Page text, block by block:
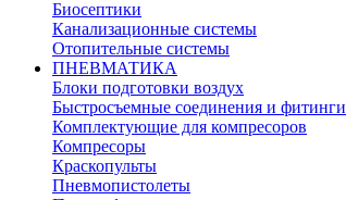
Биосептики
Канализационные системы
Отопительные системы
ПНЕВМАТИКА
Блоки подготовки воздух
Быстросъемные соединения и фитинги
Комплектующие для компресоров
Компресоры
Краскопульты
Пневмопистолеты